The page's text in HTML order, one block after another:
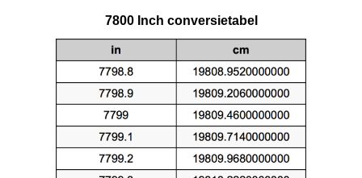
7800 Inch conversietabel